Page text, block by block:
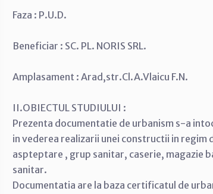
Faza : P.U.D.
Beneficiar : SC. PL. NORIS SRL.
Amplasament : Arad,str.Cl.A.Vlaicu F.N.
II.OBIECTUL STUDIULUI :
Prezenta documentatie de urbanism s-a
in vederea realizarii unei constructii in
aspteptare , grup sanitar, caserie, magazie
sanitar.
Documentatia are la baza certificatul de